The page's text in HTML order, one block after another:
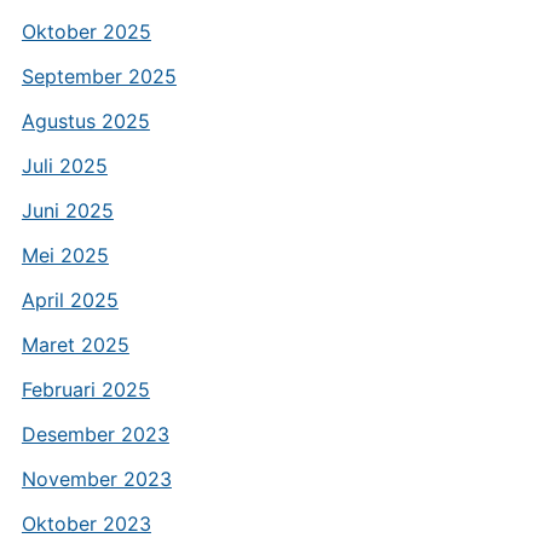
Oktober 2025
September 2025
Agustus 2025
Juli 2025
Juni 2025
Mei 2025
April 2025
Maret 2025
Februari 2025
Desember 2023
November 2023
Oktober 2023